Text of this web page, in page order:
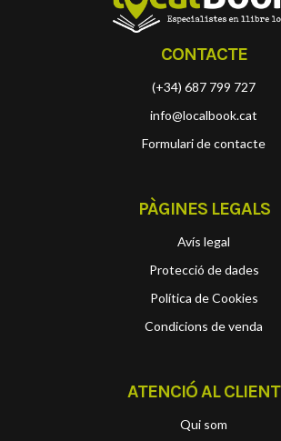
CONTACTE
(+34) 687 799 727
info@localbook.cat
Formulari de contacte
PÀGINES LEGALS
Avís legal
Protecció de dades
Política de Cookies
Condicions de venda
ATENCIÓ AL CLIENT
Qui som